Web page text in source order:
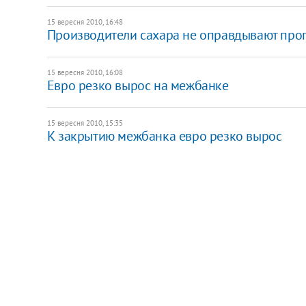
15 вересня 2010, 16:48
Производители сахара не оправдывают
15 вересня 2010, 16:08
Евро резко вырос на межбанке
15 вересня 2010, 15:35
К закрытию межбанка евро резко вырос